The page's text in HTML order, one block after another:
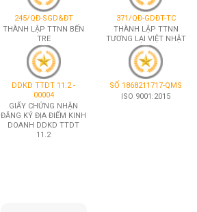
245/QĐ-SGD&ĐT
THÀNH LẬP TTNN BẾN
TRE
371/QĐ-GDĐT-TC
THÀNH LẬP TTNN
TƯƠNG LẠI VIỆT NHẬT
DDKD TTDT 11.2 -
00004
GIẤY CHỨNG NHẬN
ĐĂNG KÝ ĐỊA ĐIỂM KINH
DOANH DDKD TTDT
11.2
SỐ 1868211717-QMS
ISO 9001:2015